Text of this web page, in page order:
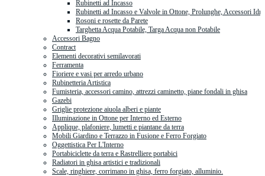
Rubinetti ad Incasso
Rubinetti ad Incasso e Valvole in Ottone, Prolunghe, Accessori
Rosoni e rosette da Parete
Targhetta Acqua Potabile, Targa Acqua non Potabile
Accessori Bagno
Contract
Elementi decorativi semilavorati
Ferramenta
Fioriere e vasi per arredo urbano
Rubinetteria Artistica
Fumisteria, accessori camino, attrezzi caminetto, piane fondali in ghisa
Gazebi
Griglie protezione aiuola alberi e piante
Illuminazione in Ottone per Interno ed Esterno
Applique, plafoniere, lumetti e piantane da terra
Mobili Giardino e Terrazzo in Fusione e Ferro Forgiato
Oggettistica Per L'Interno
Portabiciclette da terra e Rastrelliere portabici
Radiatori in ghisa artistici e tradizionali
Scale, ringhiere, corrimano in ghisa, ferro forgiato, alluminio.